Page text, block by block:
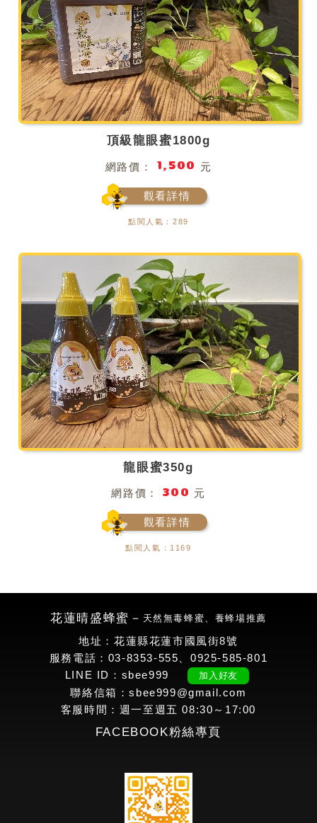
頂級龍眼蜜1800g
網路價： 1,500 元
觀看詳情
點閱人氣：289
龍眼蜜350g
網路價： 300 元
觀看詳情
點閱人氣：1169
花蓮晴盛蜂蜜－ 天然無毒蜂蜜、養蜂場推薦
地址：花蓮縣花蓮市國風街8號
服務電話：03-8353-555、0925-585-801
LINE ID：sbee999
加入好友
聯絡信箱：sbee999@gmail.com
客服時間：週一至週五 08:30～17:00
FACEBOOK粉絲專頁